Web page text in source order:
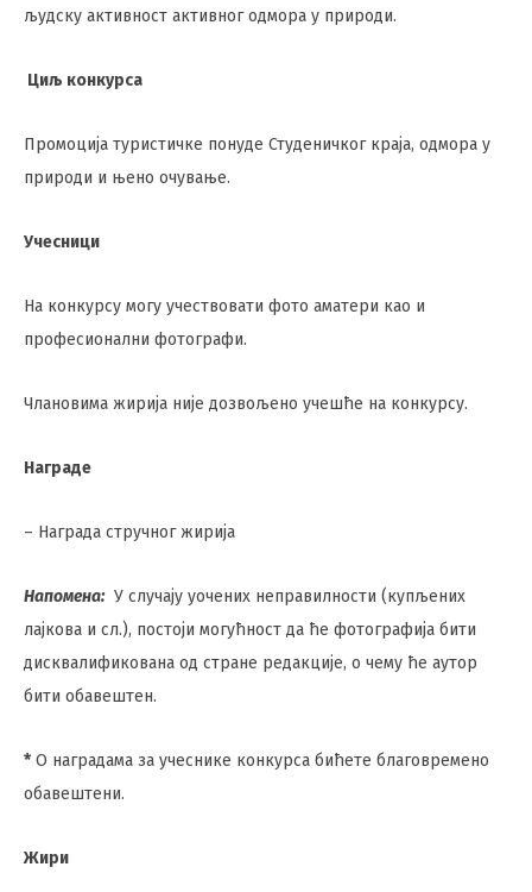
људску активност активног одмора у природи.
Циљ конкурса
Промоција туристичке понуде Студеничког краја, одмора у
природи и њено очување.
Учесници
На конкурсу могу учествовати фото аматери као и
професионални фотографи.
Члановима жирија није дозвољено учешће на конкурсу.
Награде
– Награда стручног жирија
Напомена:У случају уочених неправилности (купљених
лајкова и сл.), постоји могућност да ће фотографија бити
дисквалификована од стране редакције, о чему ће аутор
бити обавештен.
* O наградама за учеснике конкурса бићете благовремено
обавештени.
Жири